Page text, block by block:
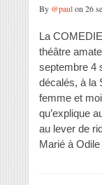
By @paulon 26
La
théâtre
septembre 4
décalés, à la
femme et
qu’explique
au lever de
Marié à